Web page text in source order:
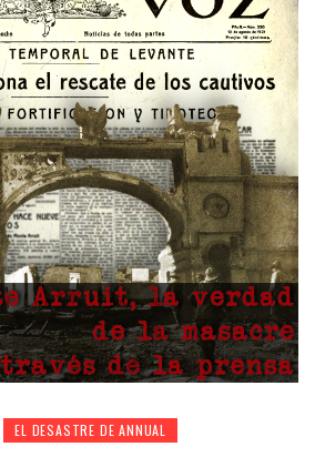
EL DESASTRE DE ANNUAL